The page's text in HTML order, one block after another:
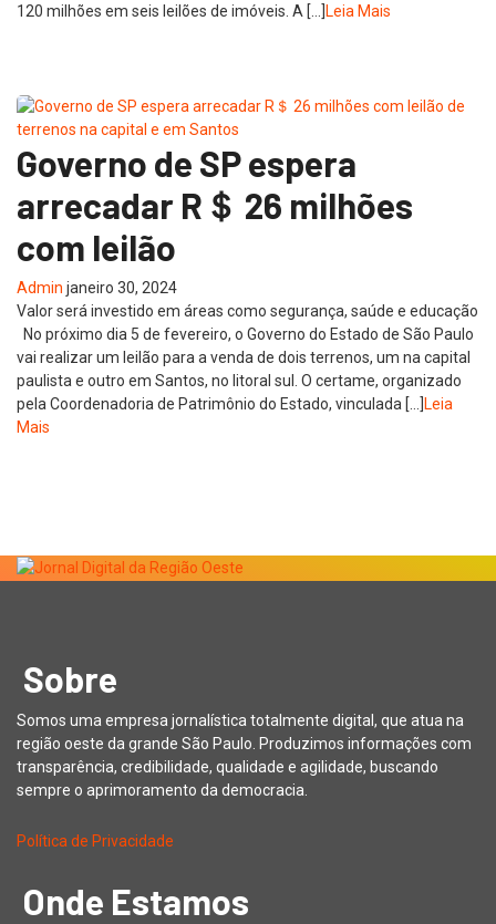
120 milhões em seis leilões de imóveis. A […]
Leia Mais
Governo de SP espera
arrecadar R＄ 26 milhões
com leilão
Admin janeiro 30, 2024
Valor será investido em áreas como segurança, saúde e educação
No próximo dia 5 de fevereiro, o Governo do Estado de São Paulo
vai realizar um leilão para a venda de dois terrenos, um na capital
paulista e outro em Santos, no litoral sul. O certame, organizado
pela Coordenadoria de Patrimônio do Estado, vinculada […]
Leia
Mais
Sobre
Somos uma empresa jornalística totalmente digital, que atua na
região oeste da grande São Paulo. Produzimos informações com
transparência, credibilidade, qualidade e agilidade, buscando
sempre o aprimoramento da democracia.
Política de Privacidade
Onde Estamos